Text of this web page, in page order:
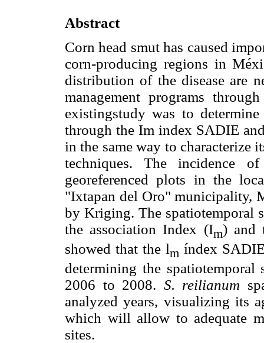
Abstract
Corn head smut has caused
corn-producing regions in
distribution of the disease are
management programs
existingstudy was to
through the Im index SADIE
in the same way to characterize
techniques. The incidence
georeferenced plots in the
"Ixtapan del Oro" municipality,
by Kriging. The spatiotemporal
the association Index (Im) and
showed that the lm índex
determining the
2006 to 2008. S. reilianum
analyzed years, visualizing its
which will allow to adequate
sites.